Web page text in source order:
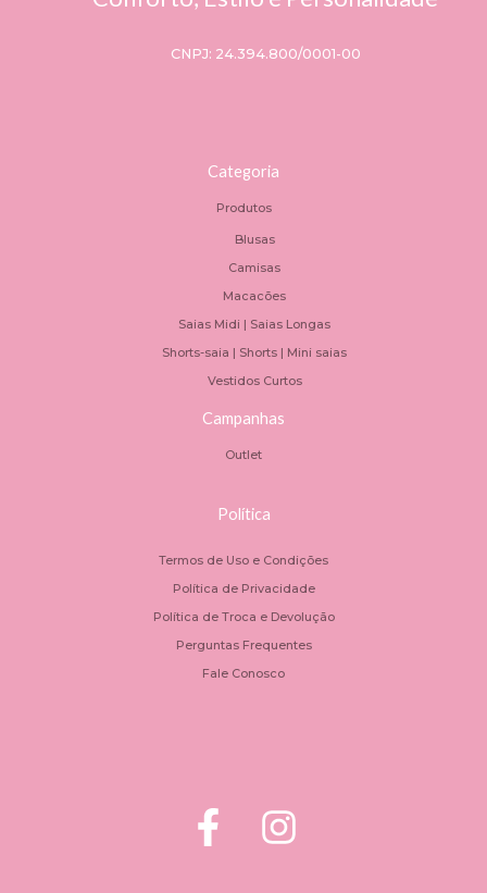
CNPJ: 24.394.800/0001-00
Categoria
Produtos
Blusas
Camisas
Macacões
Saias Midi | Saias Longas
Shorts-saia | Shorts | Mini saias
Vestidos Curtos
Campanhas
Outlet
Política
Termos de Uso e Condições
Política de Privacidade
Política de Troca e Devolução
Perguntas Frequentes
Fale Conosco